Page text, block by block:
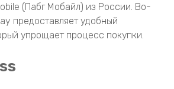
(Пабг Мобайл) из России. Во-
предоставляет удобный
упрощает процесс покупки.